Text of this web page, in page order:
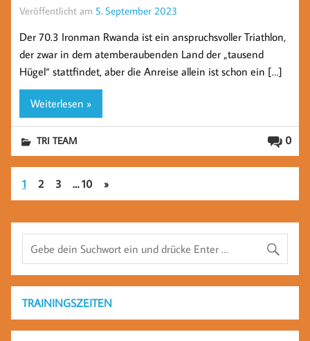
Veröffentlicht am 5. September 2023
Der 70.3 Ironman Rwanda ist ein anspruchsvoller Triathlon,
der zwar in dem atemberaubenden Land der „tausend
Hügel“ stattfindet, aber die Anreise allein ist schon ein […]
Weiterlesen »
0
TRI TEAM
1 2 3 … 10 »
TRAININGSZEITEN